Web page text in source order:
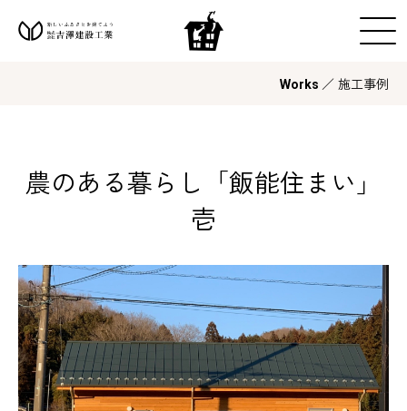
Works ／ 施工事例
農のある暮らし「飯能住まい」
壱